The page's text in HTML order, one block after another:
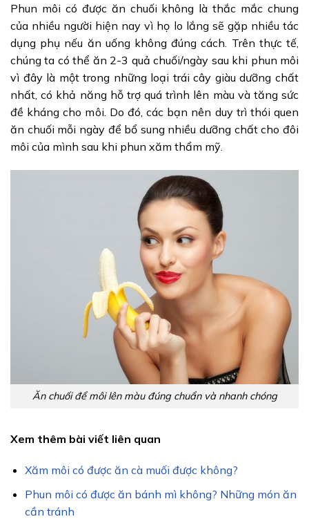
Phun môi có được ăn chuối không là thắc mắc chung
của nhiều người hiện nay vì họ lo lắng sẽ gặp nhiều tác
dụng phụ nếu ăn uống không đúng cách. Trên thực tế,
chúng ta có thể ăn 2-3 quả chuối/ngày sau khi phun môi
vì đây là một trong những loại trái cây giàu dưỡng chất
nhất, có khả năng hỗ trợ quá trình lên màu và tăng sức
đề kháng cho môi. Do đó, các bạn nên duy trì thói quen
ăn chuối mỗi ngày để bổ sung nhiều dưỡng chất cho đôi
môi của mình sau khi phun xăm thẩm mỹ.
Ăn chuối để môi lên màu đúng chuẩn và nhanh chóng
Xem thêm bài viết liên quan
Xăm môi có được ăn cà muối được không?
Phun môi có được ăn bánh mì không? Những món ăn
cần tránh